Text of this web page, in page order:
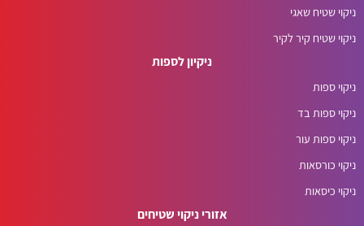
ניקוי שטיח שאגי
ניקוי שטיח קיר לקיר
ניקיון לספות
ניקוי ספות
ניקוי ספות בד
ניקוי ספות עור
ניקוי כורסאות
ניקוי כיסאות
אזורי ניקוי שטיחים